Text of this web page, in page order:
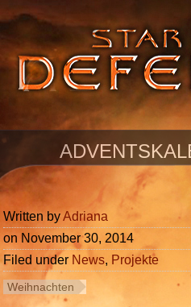
Written byAdriana
on November 30, 2014
Filed under News, Projekte
Weihnachten